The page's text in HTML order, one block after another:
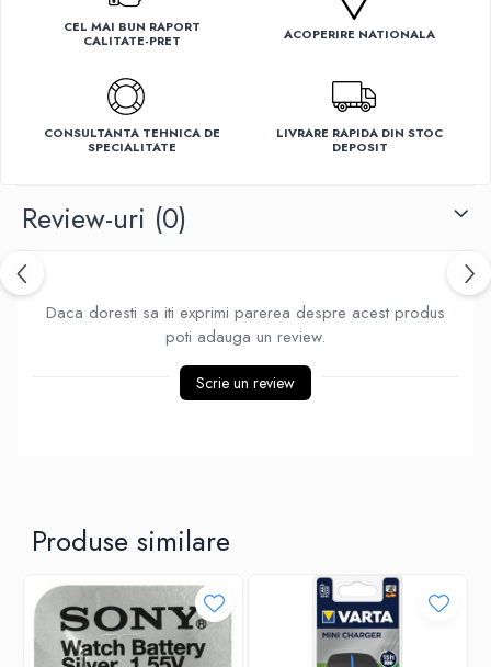
VentilatoareCEL MAI BUN RAPORT
CALITATE-PRET
ACOPERIRE NATIONALA
CONSULTANTA TEHNICA DE
SPECIALITATE
LIVRARE RAPIDA DIN STOC
DEPOSIT
Review-uri (0)
Daca doresti sa iti exprimi parerea despre acest produs
poti adauga un review.
Scrie un review
Produse similare